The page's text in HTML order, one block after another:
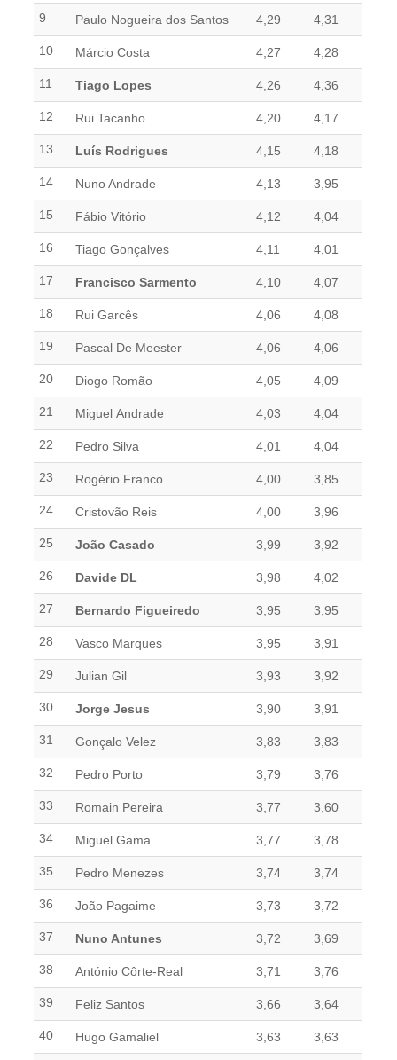
Mapa do Site
Clube Ténis Paço do Lumiar
Escola de Ténis e Centro de Treino
9 Paulo Nogueira dos Santos 4,29 4,31
10 Márcio Costa 4,27 4,28
11 Tiago Lopes 4,26 4,36
12 Rui Tacanho 4,20 4,17
13 Luís Rodrigues 4,15 4,18
14 Nuno Andrade 4,13 3,95
15 Fábio Vitório 4,12 4,04
16 Tiago Gonçalves 4,11 4,01
17 Francisco Sarmento 4,10 4,07
18 Rui Garcês 4,06 4,08
19 Pascal De Meester 4,06 4,06
20 Diogo Romão 4,05 4,09
21 Miguel Andrade 4,03 4,04
22 Pedro Silva 4,01 4,04
23 Rogério Franco 4,00 3,85
24 Cristovão Reis 4,00 3,96
25 João Casado 3,99 3,92
26 Davide DL 3,98 4,02
27 Bernardo Figueiredo 3,95 3,95
28 Vasco Marques 3,95 3,91
29 Julian Gil 3,93 3,92
30 Jorge Jesus 3,90 3,91
31 Gonçalo Velez 3,83 3,83
32 Pedro Porto 3,79 3,76
33 Romain Pereira 3,77 3,60
34 Miguel Gama 3,77 3,78
35 Pedro Menezes 3,74 3,74
36 João Pagaime 3,73 3,72
37 Nuno Antunes 3,72 3,69
38 António Côrte-Real 3,71 3,76
39 Feliz Santos 3,66 3,64
40 Hugo Gamaliel 3,63 3,63